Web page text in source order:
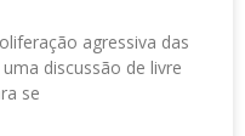
agressiva das
discussão de livre
se